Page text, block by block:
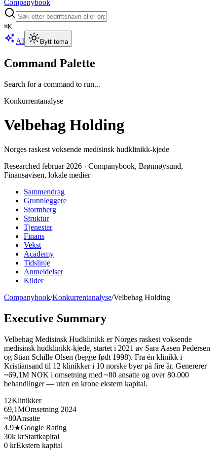
Companybook
⌘K
AI Bytt tema
Command Palette
Search for a command to run...
Konkurrentanalyse
Velbehag Holding
Norges raskest voksende medisinsk hudklinikk-kjede
Researched februar 2026 · Companybook, Brønnøysund,
Finansavisen, lokale medier
Sammendrag
Grunnleggere
Stormberg
Struktur
Tjenester
Finans
Vekst
Academy
Tidslinje
Anmeldelser
Kilder
Companybook/Konkurrentanalyse/Velbehag Holding
Executive Summary
Velbehag Medisinsk Hudklinikk er Norges raskest voksende
medisinsk hudklinikk-kjede, startet i 2021 av Sara Aasen Pedersen
og Stian Schille Olsen (begge født 1998). Fra én klinikk i
Kristiansand til 12 klinikker i 10 norske byer på fire år. Genererer
~69,1M NOK i omsetning med ~80 ansatte og over 80.000
behandlinger — uten en krone ekstern kapital.
12Klinikker
69,1MOmsetning 2024
~80Ansatte
4.9★Google Rating
30k krStartkapital
0 krEkstern kapital